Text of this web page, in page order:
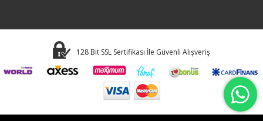
Kol Tipi
128 Bit SSL Sertifikası İle Güvenli Alışveriş